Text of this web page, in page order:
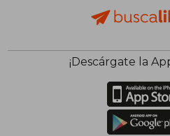
¡Descárgate la